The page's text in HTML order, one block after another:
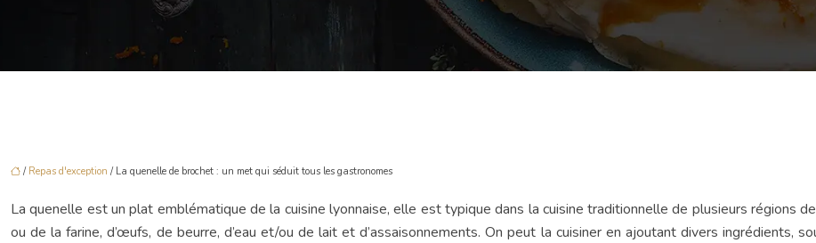
/ Repas d'exception / La quenelle de brochet : un met qui séduit tous les gastronomes
La quenelle est un plat emblématique de la cuisine lyonnaise, elle est typique dans la cuisine traditionnelle de plusieurs régions
ou de la farine, d’œufs, de beurre, d’eau et/ou de lait et d’assaisonnements. On peut la cuisiner en ajoutant divers ingrédients,